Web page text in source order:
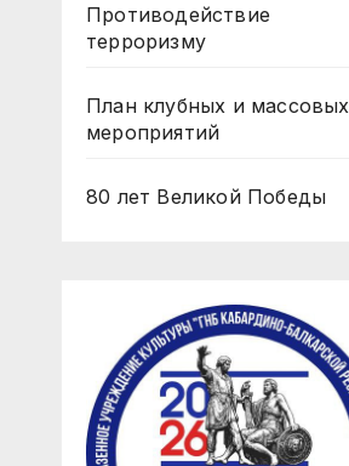
Противодействие
терроризму
План клубных и массовых
мероприятий
80 лет Великой Победы